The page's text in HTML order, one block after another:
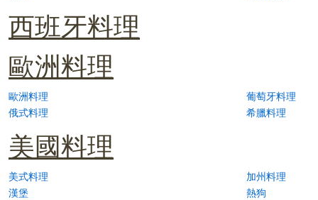
西班牙料理
歐洲料理
歐洲料理
葡萄牙料理
俄式料理
希臘料理
美國料理
美式料理
加州料理
漢堡
熱狗